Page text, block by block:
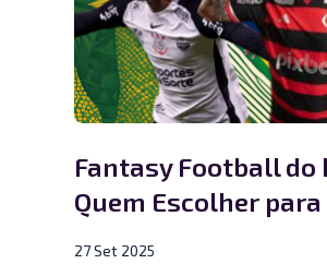
Fantasy Football do
Quem Escolher para
27 Set 2025